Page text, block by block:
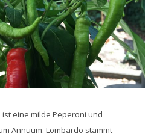
eine milde Peperoni und
Annuum. Lombardo stammt